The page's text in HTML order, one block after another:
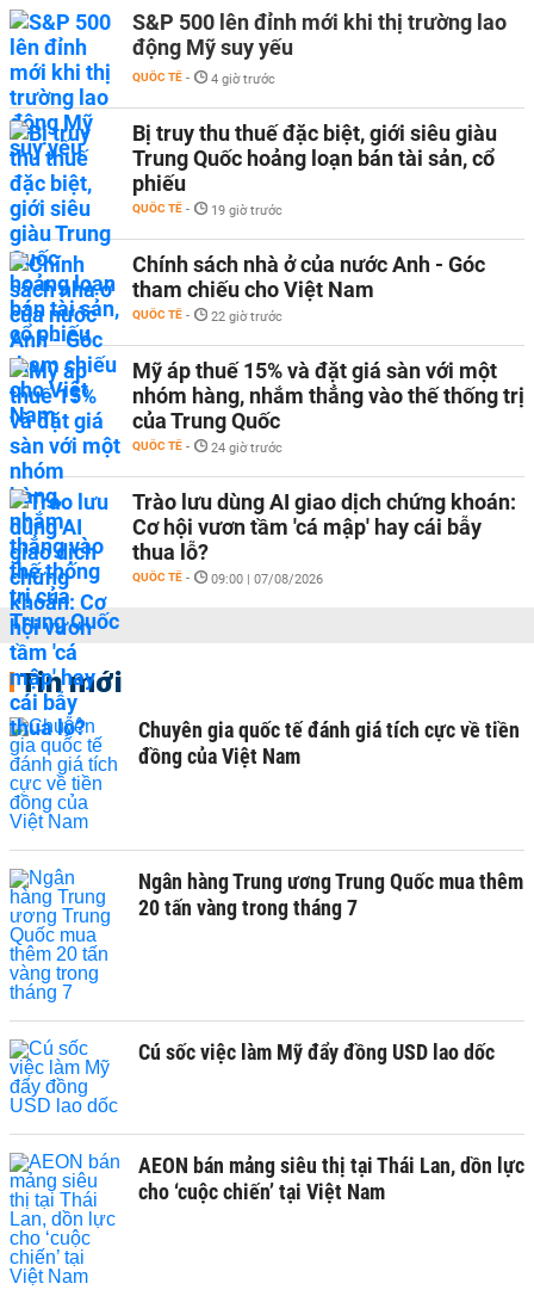
S&P 500 lên đỉnh mới khi thị trường lao
động Mỹ suy yếu
QUỐC TẾ - 4 giờ trước
Bị truy thu thuế đặc biệt, giới siêu giàu
Trung Quốc hoảng loạn bán tài sản, cổ
phiếu
QUỐC TẾ - 19 giờ trước
Chính sách nhà ở của nước Anh - Góc
tham chiếu cho Việt Nam
QUỐC TẾ - 22 giờ trước
Mỹ áp thuế 15% và đặt giá sàn với một
nhóm hàng, nhắm thẳng vào thế thống trị
của Trung Quốc
QUỐC TẾ - 24 giờ trước
Trào lưu dùng AI giao dịch chứng khoán:
Cơ hội vươn tầm 'cá mập' hay cái bẫy
thua lỗ?
QUỐC TẾ - 09:00 | 07/08/2026
Tin mới
Chuyên gia quốc tế đánh giá tích cực về tiền
đồng của Việt Nam
Ngân hàng Trung ương Trung Quốc mua thêm
20 tấn vàng trong tháng 7
Cú sốc việc làm Mỹ đẩy đồng USD lao dốc
AEON bán mảng siêu thị tại Thái Lan, dồn lực
cho ‘cuộc chiến’ tại Việt Nam